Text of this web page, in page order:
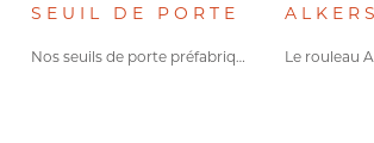
SEUIL DE PORTE
Nos seuils de porte préfabriqués…